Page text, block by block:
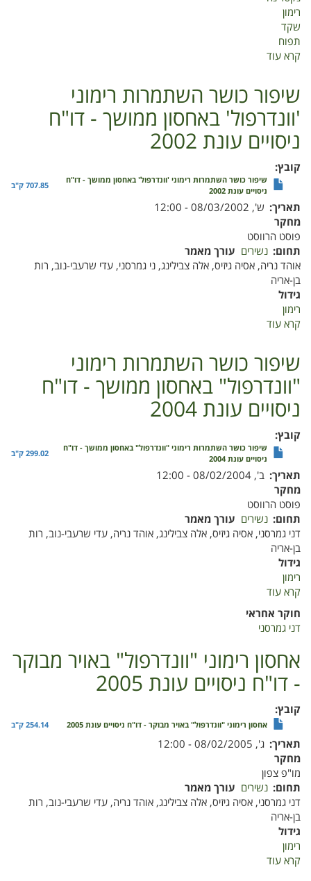
רימון
שקד
תפוח
קרא עוד
נזקי
הציקדות
בכרמים
ובמטעים
מסכם
2016
שיפור כושר השתמרות רימוני
'וונדרפול' באחסון ממושך - דו"ח
ניסויים עונת 2002
קובץ
שיפור כושר השתמרות רימוני 'וונדרפול' באחסון ממושך - דו"ח
ניסויים עונת 2002
707.85 ק"ב
תאריך ש', 08/03/2002 - 12:00
מחקר
פוסט הרווסט
תחום נשירים עורך מאמר
אוהד נריה, אסיה גיזיס, אלה צבילינג, ני גמרסני, עדי שרעבי-נוב, רות
בן-אריה
גידול
רימון
קרא עוד
השתמרות
רימוני
'וונדרפול'
באחסון
דו"ח
ניסויים
עונת
2002
שיפור כושר השתמרות רימוני
"וונדרפול" באחסון ממושך - דו"ח
ניסויים עונת 2004
קובץ
שיפור כושר השתמרות רימוני "וונדרפול" באחסון ממושך - דו"ח
ניסויים עונת 2004
299.02 ק"ב
תאריך ב', 08/02/2004 - 12:00
מחקר
פוסט הרווסט
תחום נשירים עורך מאמר
דני גמרסני, אסיה גיזיס, אלה צבילינג, אוהד נריה, עדי שרעבי-נוב, רות
בן-אריה
גידול
רימון
קרא עוד
כושר
השתמרות
"וונדרפול"
באחסון
ממושך
דו"ח
ניסויים
עונת
2004
חוקר אחראי
דני גמרסני
אחסון רימוני "וונדרפול" באויר מבוקר
- דו"ח ניסויים עונת 2005
קובץ
אחסון רימוני "וונדרפול" באויר מבוקר - דו"ח ניסויים עונת 2005 254.14 ק"ב
תאריך ג', 08/02/2005 - 12:00
מחקר
מו"פ צפון
תחום נשירים עורך מאמר
דני גמרסני, אסיה גיזיס, אלה צבילינג, אוהד נריה, עדי שרעבי-נוב, רות
בן-אריה
גידול
רימון
קרא עוד